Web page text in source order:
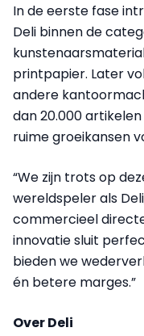
In de eerste fase
Deli binnen de
printpapier. Later
andere
dan 20.000
ruime groeikansen
“We zijn trots op
wereldspeler als
commercieel
innovatie sluit
bieden we
én betere marges.”
Over Deli